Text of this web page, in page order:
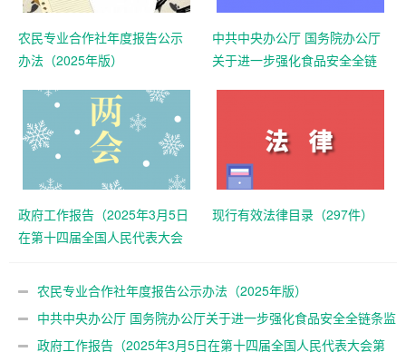
农民专业合作社年度报告公示
办法（2025年版）
中共中央办公厅 国务院办公厅
关于进一步强化食品安全全链
政府工作报告（2025年3月5日
在第十四届全国人民代表大会
现行有效法律目录（297件）
农民专业合作社年度报告公示办法（2025年版）
中共中央办公厅 国务院办公厅关于进一步强化食品安全全链条监
管的意见
政府工作报告（2025年3月5日在第十四届全国人民代表大会第